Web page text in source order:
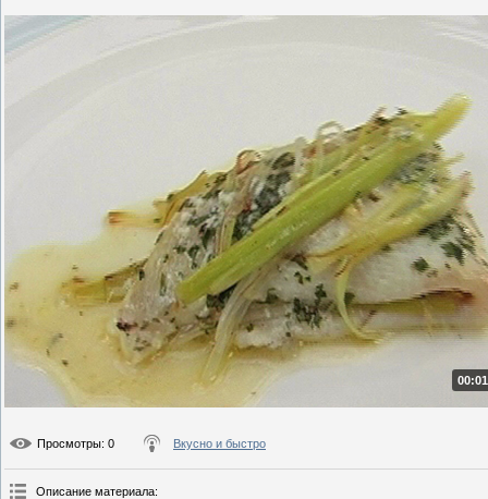
Просмотры: 0 Вкусно и быстро
Описание материала: